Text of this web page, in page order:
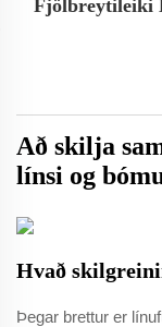
Fjölbreytileiki
Að skilja
línsi og
Hvað
Þegar brettur er